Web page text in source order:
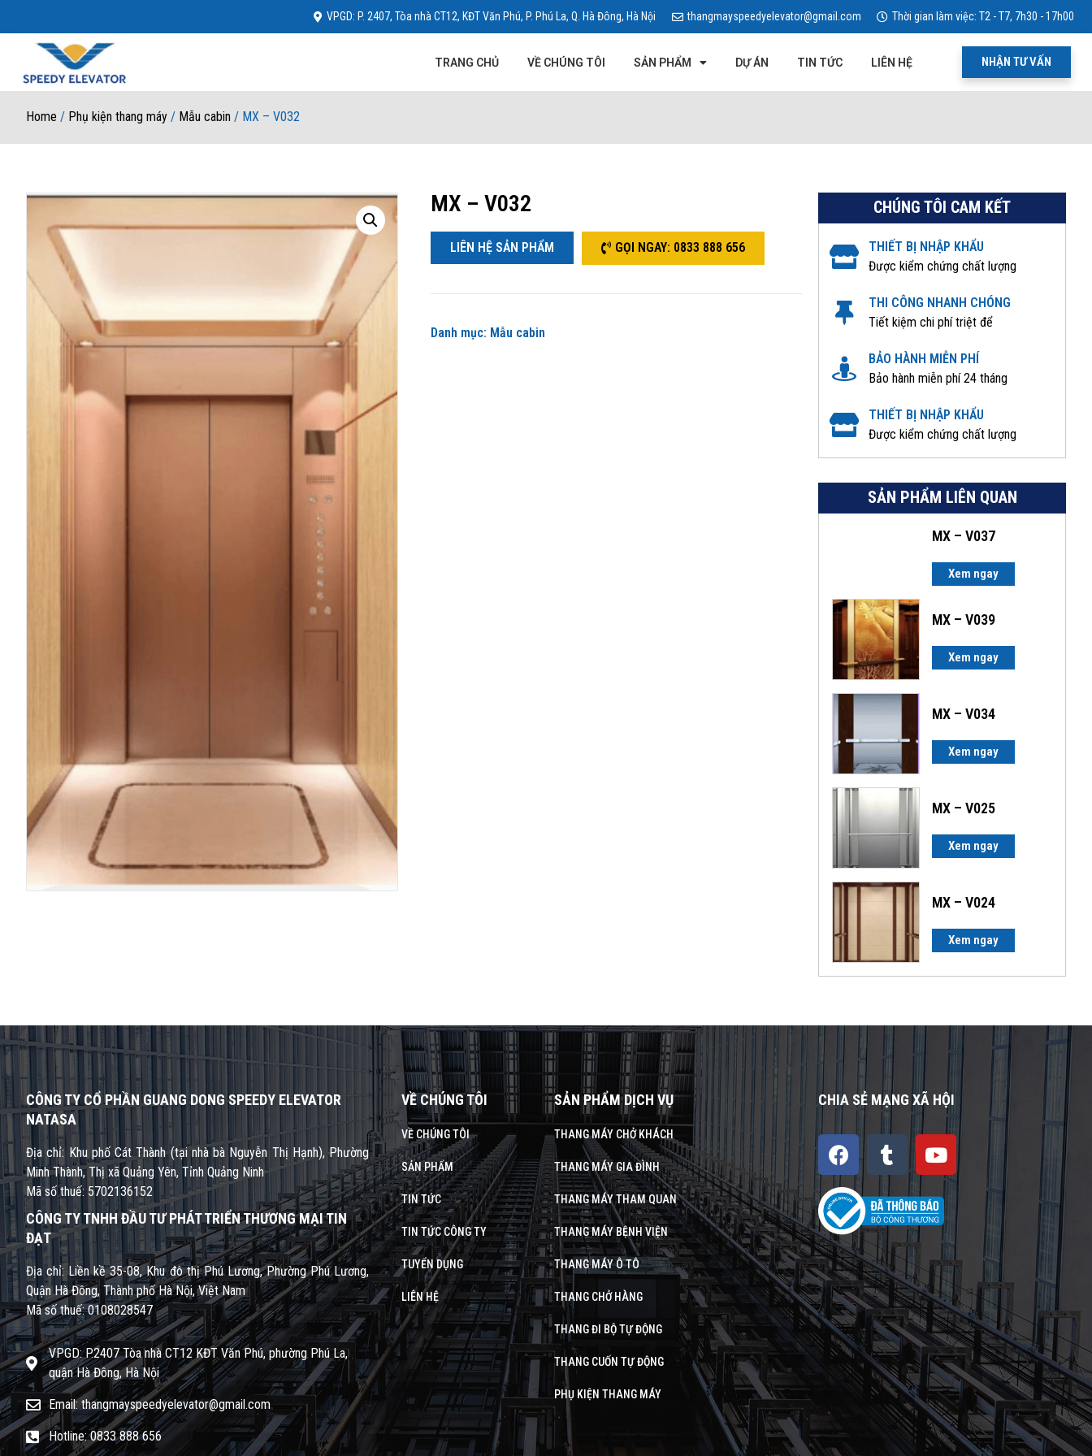
VPGD: P. 2407, Tòa nhà CT12, KĐT Văn Phú, P. Phú La, Q. Hà Đông, Hà Nội thangmayspeedyelevator@gmail.com Thời gian làm việc: T2 - T7, 7h30 - 17h00
TRANG CHỦ VỀ CHÚNG TÔI SẢN PHẨM DỰ ÁN TIN TỨC LIÊN HỆ NHẬN TƯ VẤN
Home / Phụ kiện thang máy / Mẫu cabin / MX – V032
MX – V032
LIÊN HỆ SẢN PHẨM GỌI NGAY: 0833 888 656
Danh mục: Mẫu cabin
CHÚNG TÔI CAM KẾT
THIẾT BỊ NHẬP KHẨU
Được kiểm chứng chất lượng
THI CÔNG NHANH CHÓNG
Tiết kiệm chi phí triệt để
BẢO HÀNH MIỄN PHÍ
Bảo hành miễn phí 24 tháng
THIẾT BỊ NHẬP KHẨU
Được kiểm chứng chất lượng
SẢN PHẨM LIÊN QUAN
MX – V037
Xem ngay
MX – V039
Xem ngay
MX – V034
Xem ngay
MX – V025
Xem ngay
MX – V024
Xem ngay
CÔNG TY CỔ PHẦN GUANG DONG SPEEDY ELEVATOR
NATASA
Địa chỉ: Khu phố Cát Thành (tại nhà bà Nguyễn Thị Hạnh), Phường
Minh Thành, Thị xã Quảng Yên, Tỉnh Quảng Ninh
Mã số thuế: 5702136152
CÔNG TY TNHH ĐẦU TƯ PHÁT TRIỂN THƯƠNG MẠI TIN
ĐẠT
Địa chỉ: Liền kề 35-08, Khu đô thị Phú Lương, Phường Phú Lương,
Quận Hà Đông, Thành phố Hà Nội, Việt Nam
Mã số thuế: 0108028547
VPGD: P.2407 Tòa nhà CT12 KĐT Văn Phú, phường Phú La,
quận Hà Đông, Hà Nội
Email: thangmayspeedyelevator@gmail.com
Hotline: 0833 888 656
VỀ CHÚNG TÔI
VỀ CHÚNG TÔI
SẢN PHẨM
TIN TỨC
TIN TỨC CÔNG TY
TUYỂN DỤNG
LIÊN HỆ
SẢN PHẨM DỊCH VỤ
THANG MÁY CHỞ KHÁCH
THANG MÁY GIA ĐÌNH
THANG MÁY THAM QUAN
THANG MÁY BỆNH VIỆN
THANG MÁY Ô TÔ
THANG CHỞ HÀNG
THANG ĐI BỘ TỰ ĐỘNG
THANG CUỐN TỰ ĐỘNG
PHỤ KIỆN THANG MÁY
CHIA SẺ MẠNG XÃ HỘI